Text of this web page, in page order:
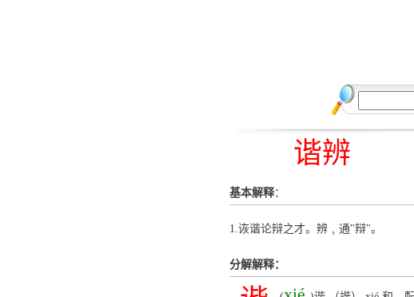
谐辨
基本解释：
1.诙谐论辩之才。辨﹐通"辩"。
分解解释：